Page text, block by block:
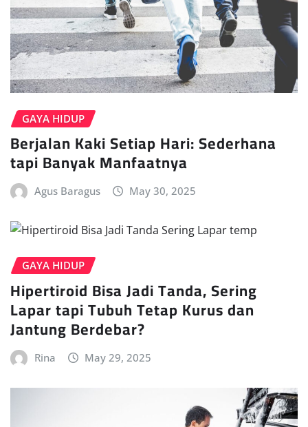
GAYA HIDUP
Berjalan Kaki Setiap Hari: Sederhana
tapi Banyak Manfaatnya
Agus Baragus May 30, 2025
GAYA HIDUP
Hipertiroid Bisa Jadi Tanda, Sering
Lapar tapi Tubuh Tetap Kurus dan
Jantung Berdebar?
Rina May 29, 2025